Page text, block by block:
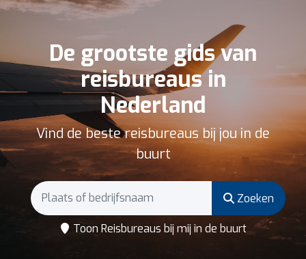
De grootste gids van
reisbureaus in
Nederland
Vind de beste reisbureaus bij jou in de
buurt
Zoeken
Toon Reisbureaus bij mij in de buurt